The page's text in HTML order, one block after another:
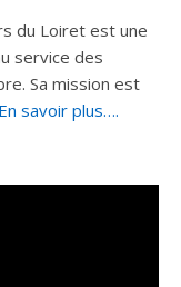
du Loiret est une
service des
Sa mission est
En savoir plus….